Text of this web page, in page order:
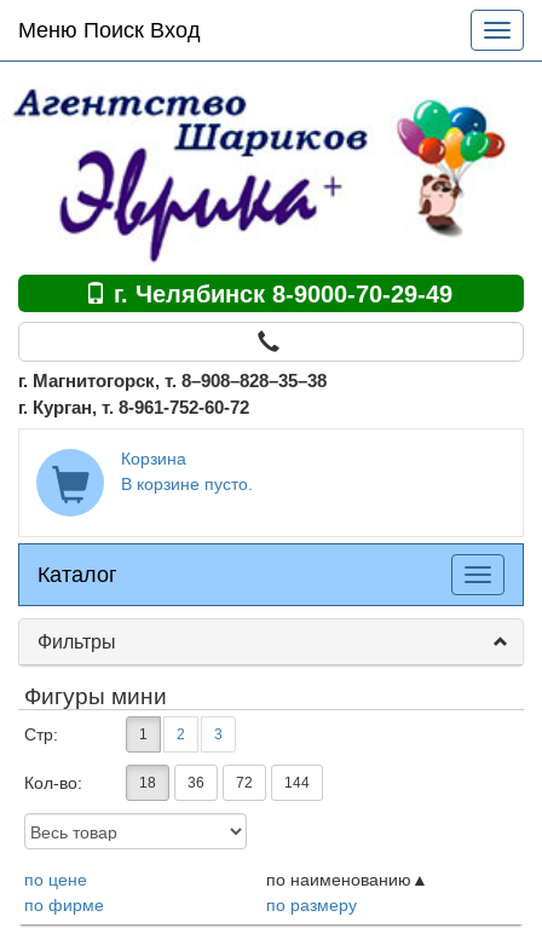
Основное
меню
по
Меню Поиск Вход
меню
г. Челябинск 8-9000-70-29-49
г. Магнитогорск, т. 8–908–828–35–38
г. Курган, т. 8-961-752-60-72
Корзина
В корзине пусто.
Каталог
Каталог
меню
Фильтры
Фигуры мини
Стр: 1 2 3
Кол-во: 18 36 72 144
Доступность:
по цене
по наименованию
по фирме
по размеру